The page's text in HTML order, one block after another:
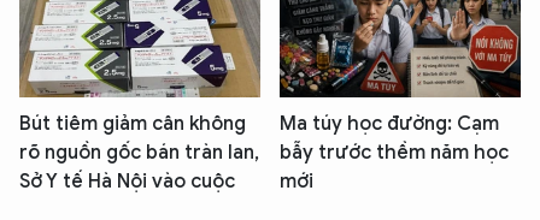
Bút tiêm giảm cân không
rõ nguồn gốc bán tràn lan,
Sở Y tế Hà Nội vào cuộc
Ma túy học đường: Cạm
bẫy trước thềm năm học
mới